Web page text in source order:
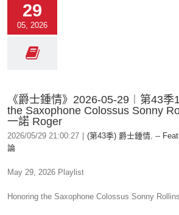
29
05, 2026
《爵士鍾情》2026-05-29︱第43
the Saxophone Colossus Sonny
一諾 Roger
2026/05/29 21:00:27 (第43季) 爵士鍾情, --
論
May 29, 2026 Playlist
Honoring the Saxophone Colossus Sonny Rollins